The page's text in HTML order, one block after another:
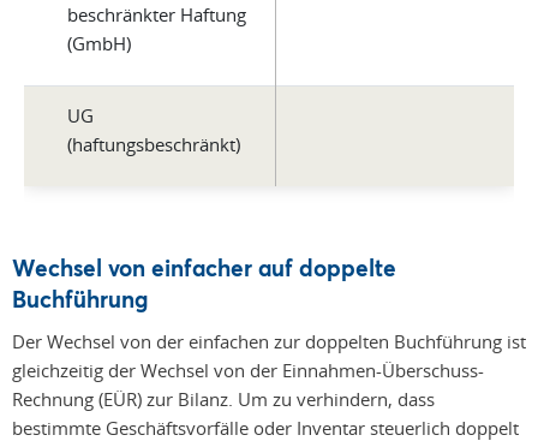
beschränkter Haftung
(GmbH)
UG
(haftungsbeschränkt)
Wechsel von einfacher auf doppelte
Buchführung
Der Wechsel von der einfachen zur doppelten Buchführung ist
gleichzeitig der Wechsel von der Einnahmen-Überschuss-
Rechnung (EÜR) zur Bilanz. Um zu verhindern, dass
bestimmte Geschäftsvorfälle oder Inventar steuerlich doppelt